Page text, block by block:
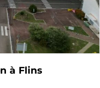
à Flins